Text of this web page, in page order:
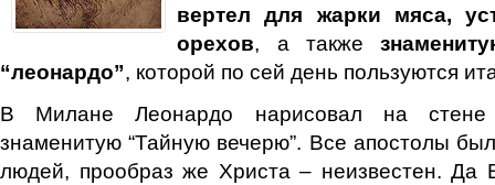
вертел для жарки мяса,
орехов, а также
“леонардо”, которой по сей день пользуются
В Милане Леонардо нарисовал на
знаменитую “Тайную вечерю”. Все апостолы
людей, прообраз же Христа – неизвестен. Да